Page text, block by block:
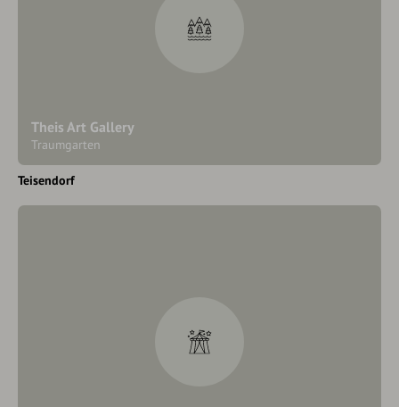
Theis Art Gallery
Traumgarten
Teisendorf